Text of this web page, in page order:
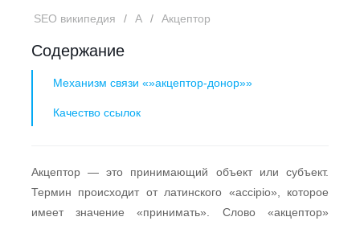
SEO википедия А Акцептор
Содержание
Механизм связи «»акцептор-донор»»
Качество ссылок
Акцептор — это принимающий объект или субъект.
Термин происходит от латинского «accipio», которое
имеет значение «принимать». Слово «акцептор»